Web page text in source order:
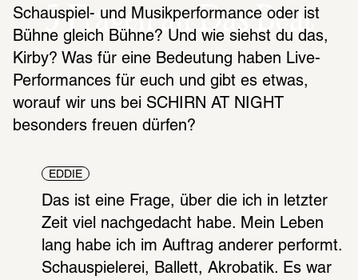
5 Fragen an Das Beat
Schauspiel- und Musikperformance oder ist
Bühne gleich Bühne? Und wie siehst du das,
Kirby? Was für eine Bedeutung haben Live-
Performances für euch und gibt es etwas,
worauf wir uns bei SCHIRN AT NIGHT
besonders freuen dürfen?
EDDIE
Das ist eine Frage, über die ich in letzter
Zeit viel nachgedacht habe. Mein Leben
lang habe ich im Auftrag anderer performt.
Schauspielerei, Ballett, Akrobatik. Es war